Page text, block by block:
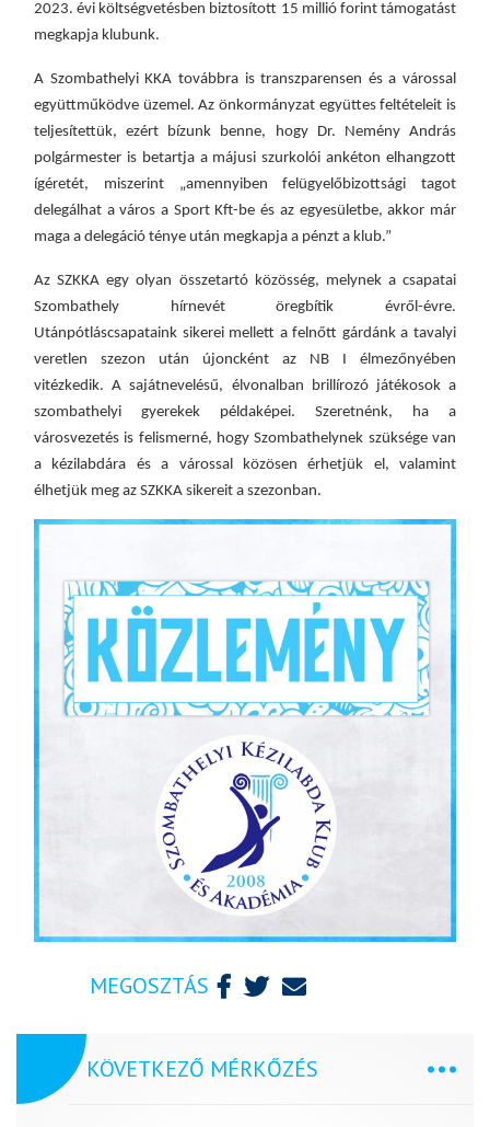
2023. évi költségvetésben biztosított 15 millió forint támogatást
megkapja klubunk.
A Szombathelyi KKA továbbra is transzparensen és a várossal
együttműködve üzemel. Az önkormányzat együttes feltételeit is
teljesítettük, ezért bízunk benne, hogy Dr. Nemény András
polgármester is betartja a májusi szurkolói ankéton elhangzott
ígéretét, miszerint „amennyiben felügyelőbizottsági tagot
delegálhat a város a Sport Kft-be és az egyesületbe, akkor már
maga a delegáció ténye után megkapja a pénzt a klub.”
Az SZKKAegy olyan összetartó közösség, melynek a csapatai
Szombathely hírnevét öregbítik évről-évre.
Utánpótláscsapataink sikerei mellett a felnőtt gárdánk a tavalyi
veretlen szezon után újoncként az NB I élmezőnyében
vitézkedik. A sajátnevelésű, élvonalban brillírozó játékosok a
szombathelyi gyerekek példaképei. Szeretnénk, ha a
városvezetés is felismerné, hogy Szombathelynek szüksége van
a kézilabdára és a várossal közösen érhetjük el, valamint
élhetjük meg az SZKKA sikereit a szezonban.
MEGOSZTÁS
KÖVETKEZŐ MÉRKŐZÉS